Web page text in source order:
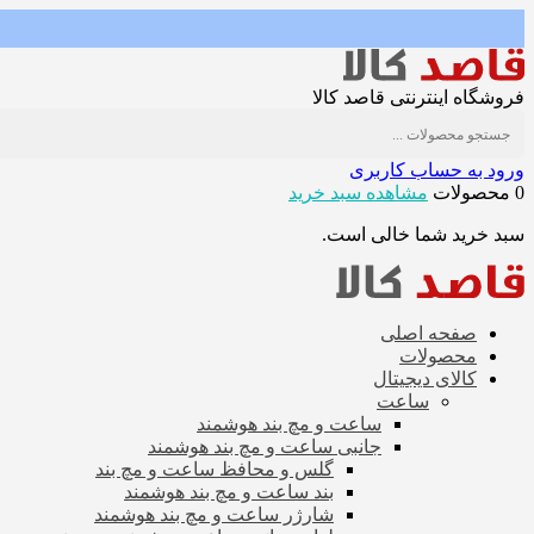
فروشگاه اینترنتی قاصد کالا
ورود به حساب کاربری
0 محصولات
مشاهده سبد خرید
سبد خرید شما خالی است.
صفحه اصلی
محصولات
کالای دیجیتال
ساعت
ساعت و مچ بند هوشمند
جانبی ساعت و مچ بند هوشمند
گلس و محافظ ساعت و مچ بند
بند ساعت و مچ بند هوشمند
شارژر ساعت و مچ بند هوشمند